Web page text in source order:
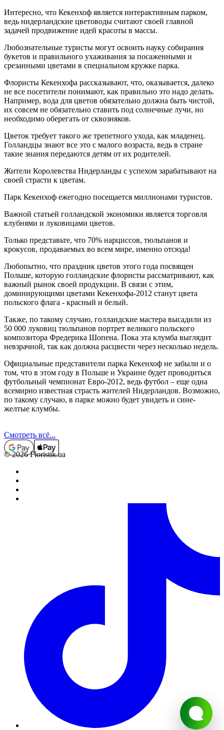
Интересно, что Кекенхоф является интерактивным парком,
ведь нидерландские цветоводы считают своей главной
задачей продвижение идей красоты в массы.
Любознательные туристы могут освоить науку собирания
букетов и правильного ухаживания за посаженными и
срезанными цветами в специальном кружке парка.
Флористы Кекенхофа рассказывают, что, оказывается, далеко
не все посетители понимают, как правильно это надо делать.
Например, вода для цветов обязательно должна быть чистой,
их совсем не обязательно ставить под солнечные лучи, но
необходимо оберегать от сквозняков.
Цветок требует такого же трепетного ухода, как младенец.
Голландцы знают все это с малого возраста, ведь в стране
такие знания передаются детям от их родителей.
Жители Королевства Нидерланды с успехом зарабатывают на
своей страсти к цветам.
Парк Кекенхоф ежегодно посещается миллионами туристов.
Важной статьей голландской экономики является торговля
клубнями и луковицами цветов.
Только представьте, что 70% нарциссов, тюльпанов и
крокусов, продаваемых во всем мире, именно отсюда!
Любопытно, что праздник цветов этого года посвящен
Польше, которую голландские флористы рассматривают, как
важный рынок своей продукции. В связи с этим,
доминирующими цветами Кекенхофа-2012 станут цвета
польского флага - красный и белый.
Также, по такому случаю, голландские мастера высадили из
50 000 луковиц тюльпанов портрет великого польского
композитора Фредерика Шопена. Пока эта клумба выглядит
невзрачной, так как должна расцвести через несколько недель.
Официальные представители парка Кекенхоф не забыли и о
том, что в этом году в Польше и Украине будет проводиться
футбольный чемпионат Евро-2012, ведь футбол – еще одна
всемирно известная страсть жителей Нидерландов. Возможно,
по такому случаю, в парке можно будет увидеть и сине-
желтые клумбы.
Смотреть всё...
© 2026 Floristik.ua